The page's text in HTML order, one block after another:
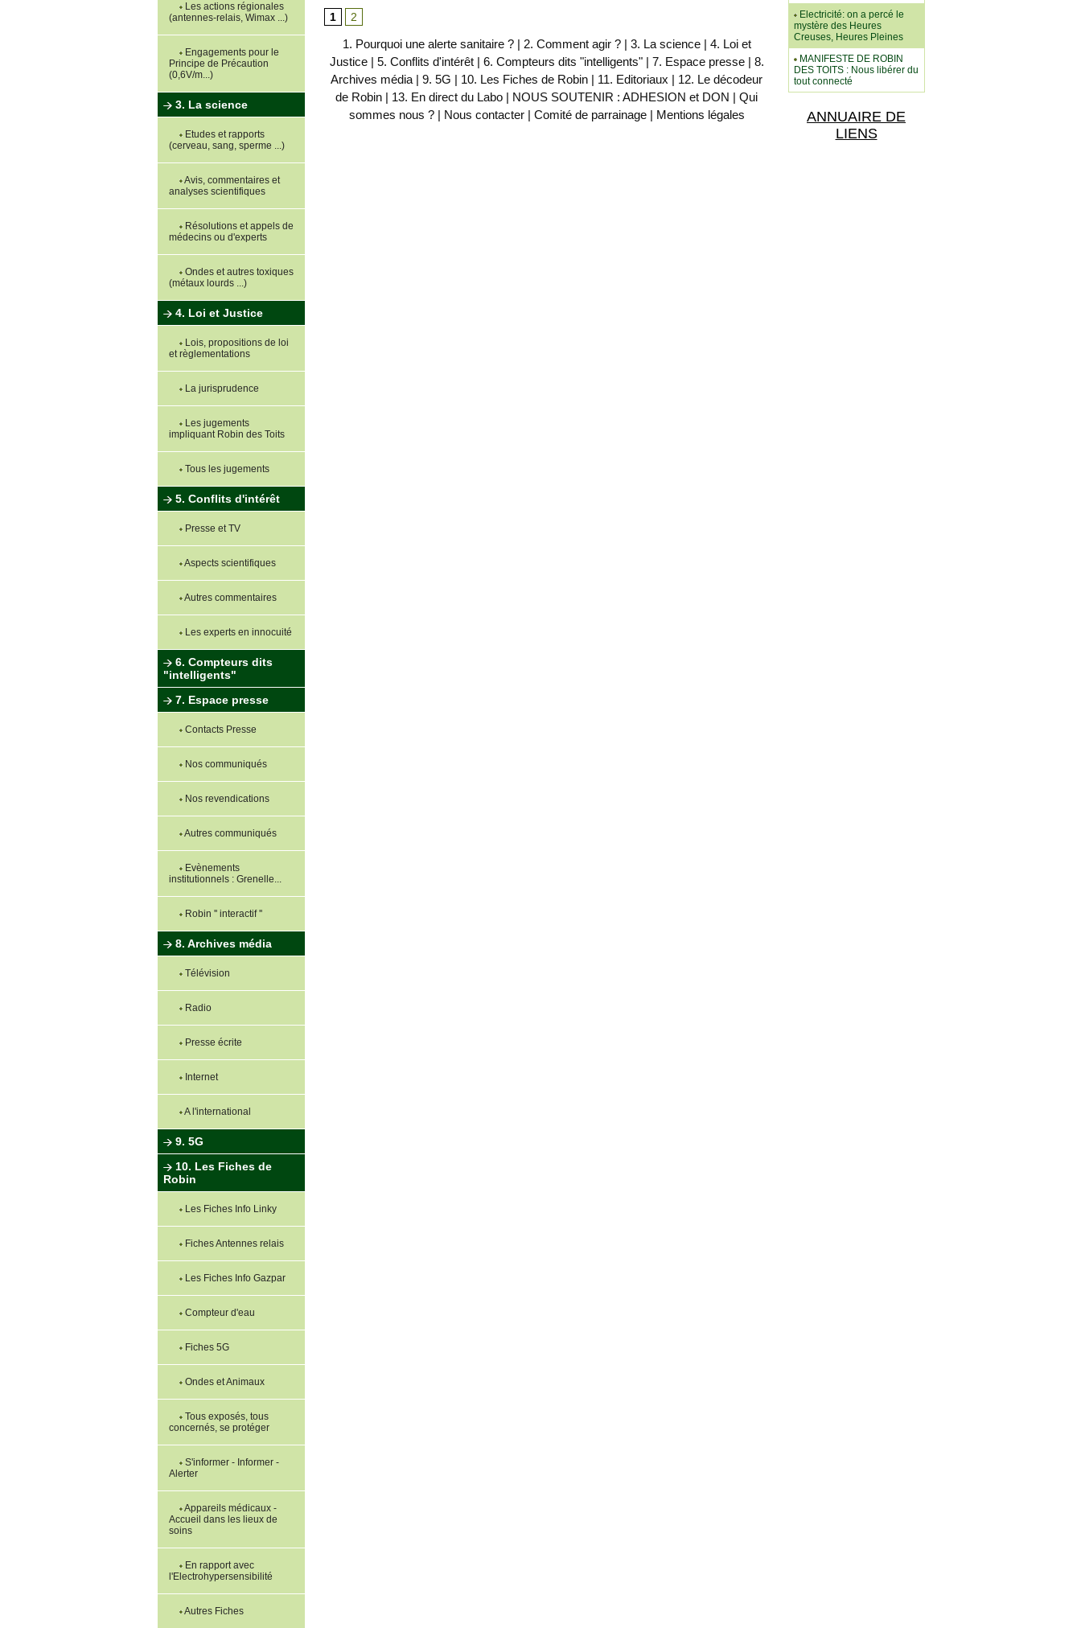
Les actions régionales
(antennes-relais, Wimax ...)
Engagements pour le
Principe de Précaution
(0,6V/m...)
3. La science
Etudes et rapports
(cerveau, sang, sperme ...)
Avis, commentaires et
analyses scientifiques
Résolutions et appels de
médecins ou d'experts
Ondes et autres toxiques
(métaux lourds ...)
4. Loi et Justice
Lois, propositions de loi
et règlementations
La jurisprudence
Les jugements
impliquant Robin des Toits
Tous les jugements
5. Conflits d'intérêt
Presse et TV
Aspects scientifiques
Autres commentaires
Les experts en innocuité
6. Compteurs dits
"intelligents"
7. Espace presse
Contacts Presse
Nos communiqués
Nos revendications
Autres communiqués
Evènements
institutionnels : Grenelle...
Robin '' interactif ''
8. Archives média
Télévision
Radio
Presse écrite
Internet
A l'international
9. 5G
10. Les Fiches de
Robin
Les Fiches Info Linky
Fiches Antennes relais
Les Fiches Info Gazpar
Compteur d'eau
Fiches 5G
Ondes et Animaux
Tous exposés, tous
concernés, se protéger
S'informer - Informer -
Alerter
Appareils médicaux -
Accueil dans les lieux de
soins
En rapport avec
l'Electrohypersensibilité
Autres Fiches
1
2
1. Pourquoi une alerte sanitaire ? | 2. Comment agir ? | 3. La science | 4. Loi et
Justice | 5. Conflits d'intérêt | 6. Compteurs dits "intelligents" | 7. Espace presse | 8.
Archives média | 9. 5G | 10. Les Fiches de Robin | 11. Editoriaux | 12. Le décodeur
de Robin | 13. En direct du Labo | NOUS SOUTENIR : ADHESION et DON | Qui
sommes nous ? | Nous contacter | Comité de parrainage | Mentions légales
Electricité: on a percé le
mystère des Heures
Creuses, Heures Pleines
MANIFESTE DE ROBIN
DES TOITS : Nous libérer du
tout connecté
ANNUAIRE DE
LIENS